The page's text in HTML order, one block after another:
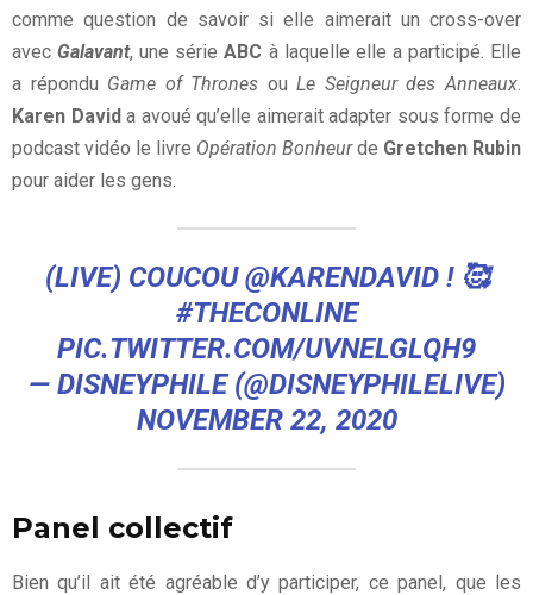
comme question de savoir si elle aimerait un cross-over
avecGalavant, une sérieABC à laquelle elle a participé. Elle
a répondu Game of Thrones ouLe Seigneur des Anneaux.
Karen Davida avoué qu’elle aimerait adapter sous forme de
podcast vidéo le livre Opération Bonheurde Gretchen Rubin
pour aider les gens.
(LIVE) COUCOU@KARENDAVID! 🥰
#THECONLINE
PIC.TWITTER.COM/UVNELGLQH9
— DISNEYPHILE (@DISNEYPHILELIVE)
NOVEMBER 22, 2020
Panel collectif
Bien qu’il ait été agréable d’y participer, ce panel, que les